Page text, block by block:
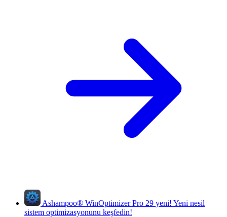
Ashampoo® WinOptimizer Pro 29 yeni! Yeni nesil
sistem optimizasyonunu keşfedin!